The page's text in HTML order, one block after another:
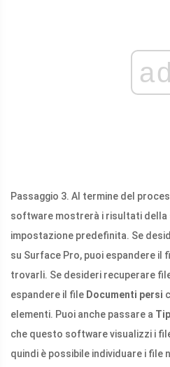
ad
Passaggio 3. Al termine del
software mostrerà i risultati della
impostazione predefinita. Se
su Surface Pro, puoi espandere il
trovarli. Se desideri recuperare
espandere il file Documenti persi
elementi. Puoi anche passare a
che questo software visualizzi i
quindi è possibile individuare i file